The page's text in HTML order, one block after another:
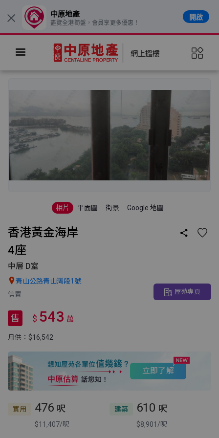
網上搵樓
相片 平面圖 街景 Google 地圖
香港黃金海岸 
4座
中層 D室
青山公路青山灣段1號
信置
屋苑專頁
售 $ 543 萬
月供：$16,542
立即了解
實用 476 呎
$11,407/呎
建築 610 呎
$8,901/呎
× 中原地產
盡覽全港筍盤，會員享更多優惠！
開啟